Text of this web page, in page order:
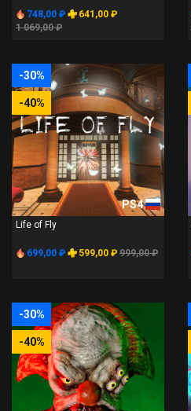
748,00 ₽
641,00 ₽
1 069,00 ₽
-30%
-40%
PS4
Life of Fly
699,00 ₽ 599,00 ₽ 999,00 ₽
-30%
-40%